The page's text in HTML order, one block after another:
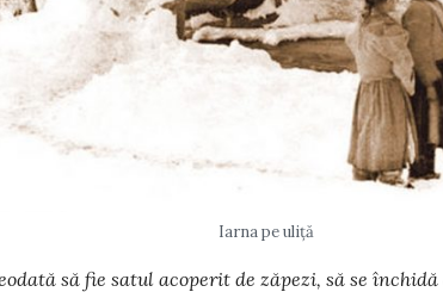
Iarna pe uliță
să fie satul aco­perit de zăpezi, să se